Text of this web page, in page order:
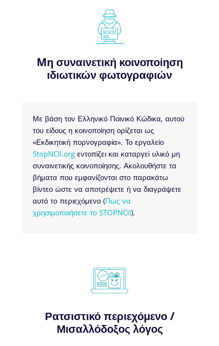
Mη συναινετική κοινοποίηση
ιδιωτικών φωτογραφιών
Με βάση τον Ελληνικό Ποινικό Κώδικα, αυτού
του είδους η κοινοποίηση ορίζεται ως
«Εκδικητική πορνογραφία». Το εργαλείο
StopNCII.org εντοπίζει και καταργεί υλικό μη
συναινετικής κοινοποίησης. Ακολουθήστε τα
βήματα που εμφανίζονται στο παρακάτω
βίντεο ώστε να αποτρέψετε ή να διαγράψετε
αυτό το περιεχόμενο (Πως να
χρησιμοποιήσετε το STOPNCII).
Ρατσιστικό περιεχόμενο /
Μισαλλόδοξος λόγος